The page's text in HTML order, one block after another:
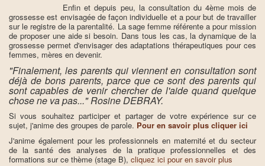
Enfin et depuis peu, la consultation du 4ème mois de
grossesse est envisagée de façon individuelle et a pour but de travailler
sur le registre de la parentalité. La sage femme référente a pour mission
de proposer une aide si besoin. Dans tous les cas, la dynamique de la
grossesse permet d'envisager des adaptations thérapeutiques pour ces
femmes, mères en devenir.
"Finalement, les parents qui viennent en consultation sont
déjà de bons parents, parce que ce sont des parents qui
sont capables de venir chercher de l'aide quand quelque
chose ne va pas..."Rosine DEBRAY.
Si vous souhaitez participer et partager de votre expérience sur ce
sujet, j'anime des groupes de parole. Pour en savoir plus cliquer ici
J'anime également pour les professionnels en maternité et du secteur
de la santé des analyses de la pratique professionnelles et des
formations sur ce thème (stage B), cliquez ici pour en savoir plus